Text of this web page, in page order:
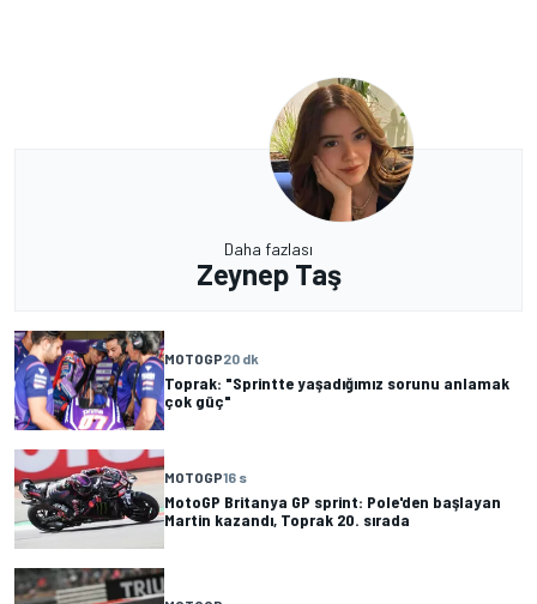
Daha fazlası
Zeynep Taş
MOTOGP20 dk
Toprak: "Sprintte yaşadığımız sorunu anlamak
çok güç"
MOTOGP16 s
MotoGP Britanya GP sprint: Pole'den başlayan
Martin kazandı, Toprak 20. sırada